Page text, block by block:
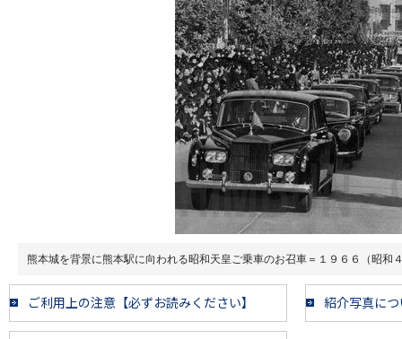
熊本城を背景に熊本駅に向われる昭和天皇ご乗車のお召車＝１９６６（昭和
ご利用上の注意【必ずお読みください】 紹介写真に